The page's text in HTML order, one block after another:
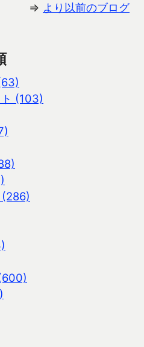
⇒ より以前のブログ
(103)
(286)